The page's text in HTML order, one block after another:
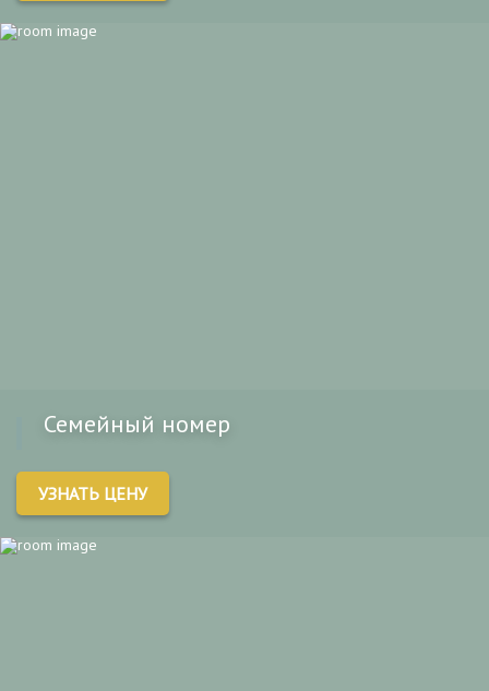
Семейный номер
УЗНАТЬ ЦЕНУ